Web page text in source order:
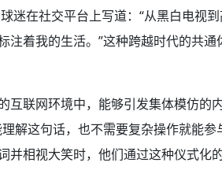
迷在社交平台上写道：“从黑白电视
注着我的生活。”这种跨越时代的共
联网环境中，能够引发集体模仿的内
解这句话，也不需要复杂操作就能
并相视大笑时，他们通过这种仪式化